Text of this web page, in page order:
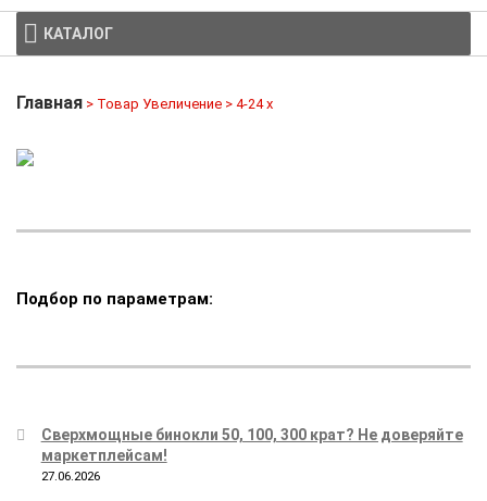
КАТАЛОГ
Главная > Товар Увеличение > 4-24 x
Подбор по параметрам:
Сверхмощные бинокли 50, 100, 300 крат? Не доверяйте
маркетплейсам!
27.06.2026